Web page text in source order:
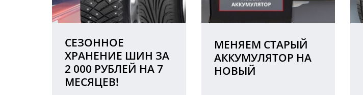
СЕЗОННОЕ
ХРАНЕНИЕ ШИН ЗА
2 000 РУБЛЕЙ НА 7
МЕСЯЦЕВ!
МЕНЯЕМ СТАРЫЙ
АККУМУЛЯТОР НА
НОВЫЙ